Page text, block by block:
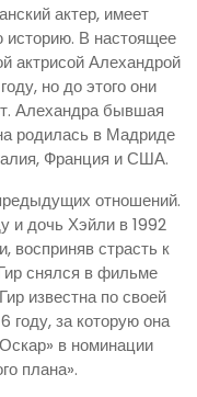
актер, имеет
историю. В настоящее
актрисой Алехандрой
но до этого они
Алехандра бывшая
родилась в Мадриде
Франция и США.
отношений.
и дочь Хэйли в 1992
восприняв страсть к
снялся в фильме
известна по своей
за которую она
в номинации
плана».